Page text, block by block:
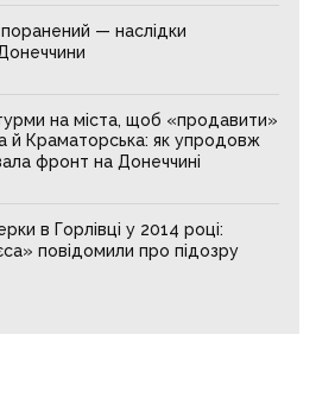
поранений — наслідки
на міста, щоб «продавити»
й Краматорська: як упродовж
фронт на Донеччині
в Горлівці у 2014 році:
повідомили про підозру